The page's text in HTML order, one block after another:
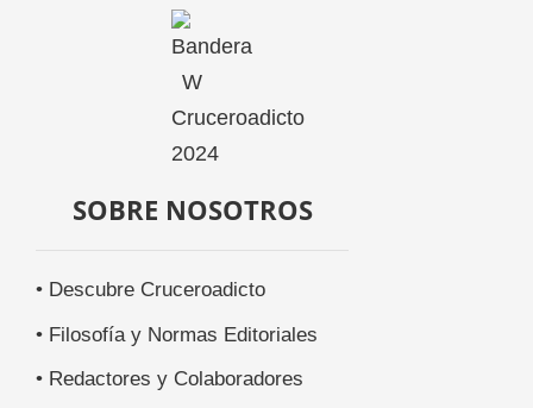
SOBRE NOSOTROS
• Descubre Cruceroadicto
• Filosofía y Normas Editoriales
• Redactores y Colaboradores